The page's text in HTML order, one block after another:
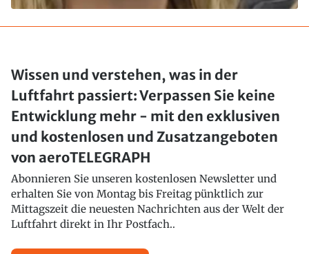
Wissen und verstehen, was in der
Luftfahrt passiert: Verpassen Sie keine
Entwicklung mehr - mit den exklusiven
und kostenlosen und Zusatzangeboten
von aeroTELEGRAPH
Abonnieren Sie unseren kostenlosen Newsletter und
erhalten Sie von Montag bis Freitag pünktlich zur
Mittagszeit die neuesten Nachrichten aus der Welt der
Luftfahrt direkt in Ihr Postfach..